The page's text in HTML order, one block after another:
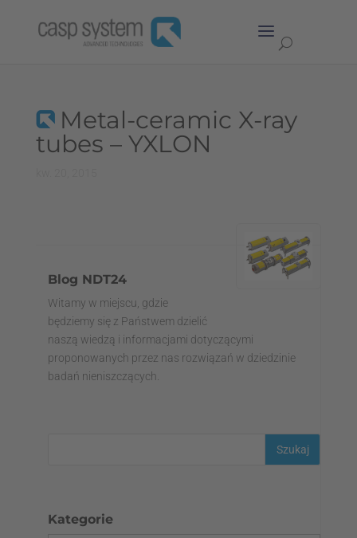
Metal-ceramic X-ray
tubes – YXLON
Blog NDT24
Witamy w miejscu, gdzie
będziemy się z Państwem dzielić
naszą wiedzą i informacjami dotyczącymi
proponowanych przez nas rozwiązań w dziedzinie
badań nieniszczących.
Kategorie